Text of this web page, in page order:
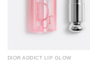
DIOR ADDICT LIP GLOW